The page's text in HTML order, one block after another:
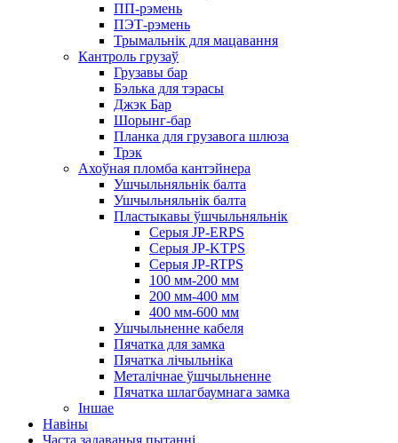
ПП-рэмень
ПЭТ-рэмень
Трымальнік для мацавання
Кантроль грузаў
Грузавы бар
Бэлька для тэрасы
Джэк Бар
Шорынг-бар
Планка для грузавога шлюза
Трэк
Ахоўная пломба кантэйнера
Ушчыльняльнік балта
Ушчыльняльнік балта
Пластыкавы ўшчыльняльнік
Серыя JP-ERPS
Серыя JP-KTPS
Серыя JP-RTPS
100 мм-200 мм
200 мм-400 мм
400 мм-600 мм
Ушчыльненне кабеля
Пячатка для замка
Пячатка лічыльніка
Металічнае ўшчыльненне
Пячатка шлагбаумнага замка
Іншае
Навіны
Часта задаваныя пытанні